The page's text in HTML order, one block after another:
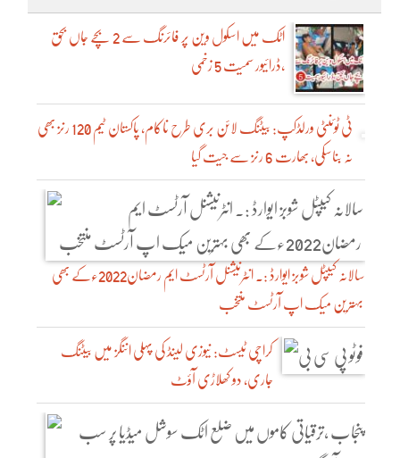
اٹک میں اسکول وین پر فائرنگ سے 2 بچے جاں بحق
،ڈرائیور سمیت 5 زخمی
ٹی ٹوئنٹی ورلڈکپ: بیٹنگ لائن بری طرح ناکام، پاکستان ٹیم 120 رنز بھی
نہ بناسکی، بھارت 6 رنز سے جیت گیا
سالانہ کیپٹل شوبز ایوارڈ :۔ انٹرنیشنل آرٹسٹ ایم رمضان2022ءکے بھی
کراچی ٹیسٹ: نیوزی لینڈ کی پہلی اننگز میں بیٹنگ
جاری، دو کھلاڑی آؤٹ